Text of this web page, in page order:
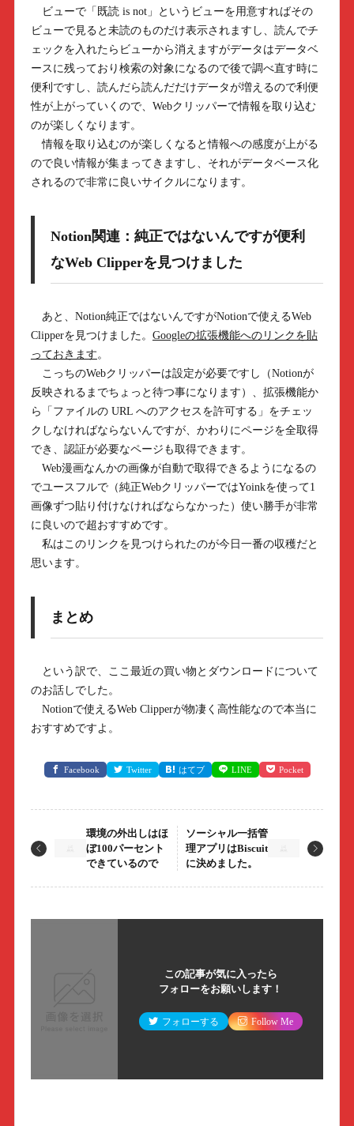
ビューで「既読 is not」というビューを用意すればその
ビューで見ると未読のものだけ表示されますし、読んでチ
ェックを入れたらビューから消えますがデータはデータベ
ースに残っており検索の対象になるので後で調べ直す時に
便利ですし、読んだら読んだだけデータが増えるので利便
性が上がっていくので、Webクリッパーで情報を取り込む
のが楽しくなります。
情報を取り込むのが楽しくなると情報への感度が上がる
ので良い情報が集まってきますし、それがデータベース化
されるので非常に良いサイクルになります。
Notion関連：純正ではないんですが便利
なWeb Clipperを見つけました
あと、Notion純正ではないんですがNotionで使えるWeb
Clipperを見つけました。 Googleの拡張機能へのリンクを貼
っておきます。
こっちのWebクリッパーは設定が必要ですし（Notionが
反映されるまでちょっと待つ事になります）、拡張機能か
ら「ファイルの URL へのアクセスを許可する」をチェッ
クしなければならないんですが、かわりにページを全取得
でき、認証が必要なページも取得できます。
Web漫画なんかの画像が自動で取得できるようになるの
でユースフルで（純正WebクリッパーではYoinkを使って1
画像ずつ貼り付けなければならなかった）使い勝手が非常
に良いので超おすすめです。
私はこのリンクを見つけられたのが今日一番の収穫だと
思います。
まとめ
という訳で、ここ最近の買い物とダウンロードについて
のお話しでした。
Notionで使えるWeb Clipperが物凄く高性能なので本当に
おすすめですよ。
Facebook Twitter はてブ LINE Pocket
環境の外出しはほ
ぼ100パーセント
できているので
ソーシャル一括管
理アプリはBiscuit
に決めました。
この記事が気に入ったら
フォローをお願いします！
フォローする Follow Me